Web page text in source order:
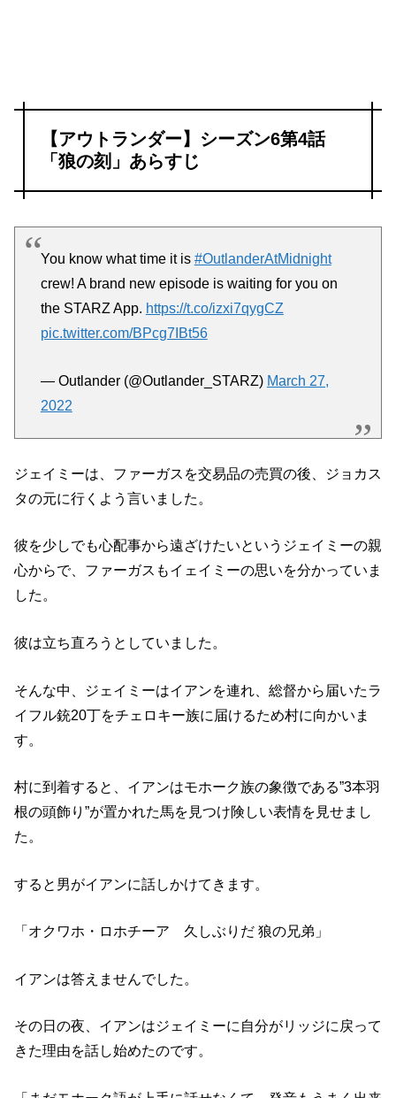
【アウトランダー】シーズン6第4話
「狼の刻」あらすじ
You know what time it is
#OutlanderAtMidnight
crew! A brand new episode is waiting for you on
the STARZ App. https://t.co/izxi7qygCZ
pic.twitter.com/BPcg7IBt56
— Outlander (@Outlander_STARZ) March 27,
2022
ジェイミーは、ファーガスを交易品の売買の後、ジョカス
タの元に行くよう言いました。
彼を少しでも心配事から遠ざけたいというジェイミーの親
心からで、ファーガスもイェイミーの思いを分かっていま
した。
彼は立ち直ろうとしていました。
そんな中、ジェイミーはイアンを連れ、総督から届いたラ
イフル銃20丁をチェロキー族に届けるため村に向かいま
す。
村に到着すると、イアンはモホーク族の象徴である”3本羽
根の頭飾り”が置かれた馬を見つけ険しい表情を見せまし
た。
すると男がイアンに話しかけてきます。
「オクワホ・ロホチーア 久しぶりだ 狼の兄弟」
イアンは答えませんでした。
その日の夜、イアンはジェイミーに自分がリッジに戻って
きた理由を話し始めたのです。
「まだモホーク語が上手に話せなくて、発音もうまく出来